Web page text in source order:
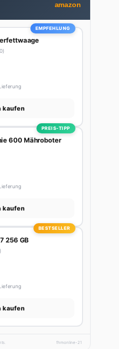
besten Lifestyle-
findet man ihn
Alpen, am Grill mit
nach dem perfekten
einmal richtig als
amazon
EMPFEHLUNG
kaufen
PREIS-TIPP
600 Mähroboter
kaufen
BESTSELLER
256 GB
kaufen
fhmonline-21